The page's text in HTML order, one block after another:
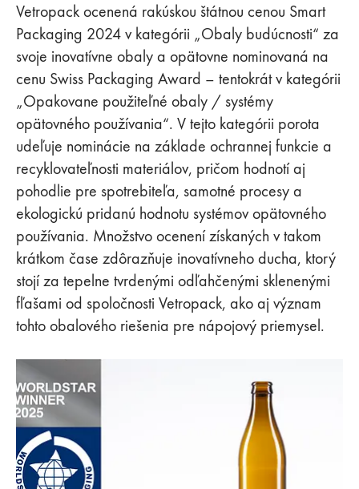
Vetropack ocenená rakúskou štátnou cenou Smart
Packaging 2024 v kategórii „Obaly budúcnosti“ za
svoje inovatívne obaly a opätovne nominovaná na
cenu Swiss Packaging Award – tentokrát v kategórii
„Opakovane použiteľné obaly / systémy
opätovného používania“. V tejto kategórii porota
udeľuje nominácie na základe ochrannej funkcie a
recyklovateľnosti materiálov, pričom hodnotí aj
pohodlie pre spotrebiteľa, samotné procesy a
ekologickú pridanú hodnotu systémov opätovného
používania. Množstvo ocenení získaných v takom
krátkom čase zdôrazňuje inovatívneho ducha, ktorý
stojí za tepelne tvrdenými odľahčenými sklenenými
fľašami od spoločnosti Vetropack, ako aj význam
tohto obalového riešenia pre nápojový priemysel.